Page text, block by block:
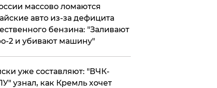
массово ломаются
авто из-за дефицита
бензина: "Заливают
2 и убивают машину"
уже составляют: "ВЧК-
узнал, как Кремль хочет